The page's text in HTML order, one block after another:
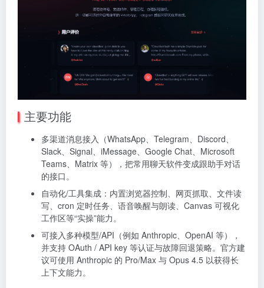
主要功能
多渠道消息接入（WhatsApp、Telegram、Discord、
Slack、Signal、iMessage、Google Chat、Microsoft
Teams、Matrix 等），把常用聊天软件变成跟助手对话
的接口。
自动化/工具集成：内置浏览器控制、网页抓取、文件读
写、cron 定时任务、语音唤醒与朗读、Canvas 可视化
工作区等“实操”能力。
可接入多种模型/API（例如 Anthropic、OpenAI 等），
并支持 OAuth / API key 等认证与故障回退策略。官方建
议可使用 Anthropic 的 Pro/Max 与 Opus 4.5 以获得长
上下文能力。